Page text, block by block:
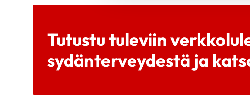
Tutustu tuleviin
sydänterveydestä ja